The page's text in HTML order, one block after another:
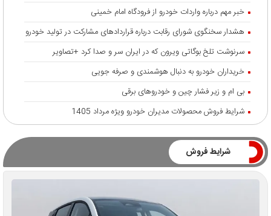
خبر مهم درباره واردات خودرو از فرودگاه امام خمینی
هشدار سخنگوی شورای رقابت درباره قرارداد‌های مشارکت در تولید خودرو
سرنوشت تلخ بوگاتی ویرون که در ایران سر و صدا کرد +تصاویر
خریداران خودرو به دنبال هوشمندی و صرفه جویی
بی ام و زیر فشار چین و خودروهای برقی
شرایط فروش محصولات مدیران خودرو ویژه مرداد 1405
شرایط فروش